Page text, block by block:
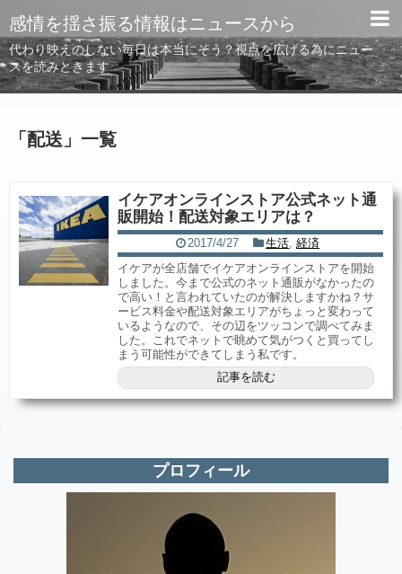
感情を揺さ振る情報はニュースから
代わり映えのしない毎日は本当にそう？視点を広げる為にニュー
スを読みときます
「 配送 」 一覧
イケアオンラインストア公式ネット通
販開始！配送対象エリアは？
2017/4/27 生活 ,経済
イケアが全店舗でイケアオンラインストアを開始
しました。今まで公式のネット通販がなかったの
で高い！と言われていたのが解決しますかね？サ
ービス料金や配送対象エリアがちょっと変わって
いるようなので、その辺をツッコンで調べてみま
した。これでネットで眺めて気がつくと買ってし
まう可能性ができてしまう私です。
記事を読む
プロフィール